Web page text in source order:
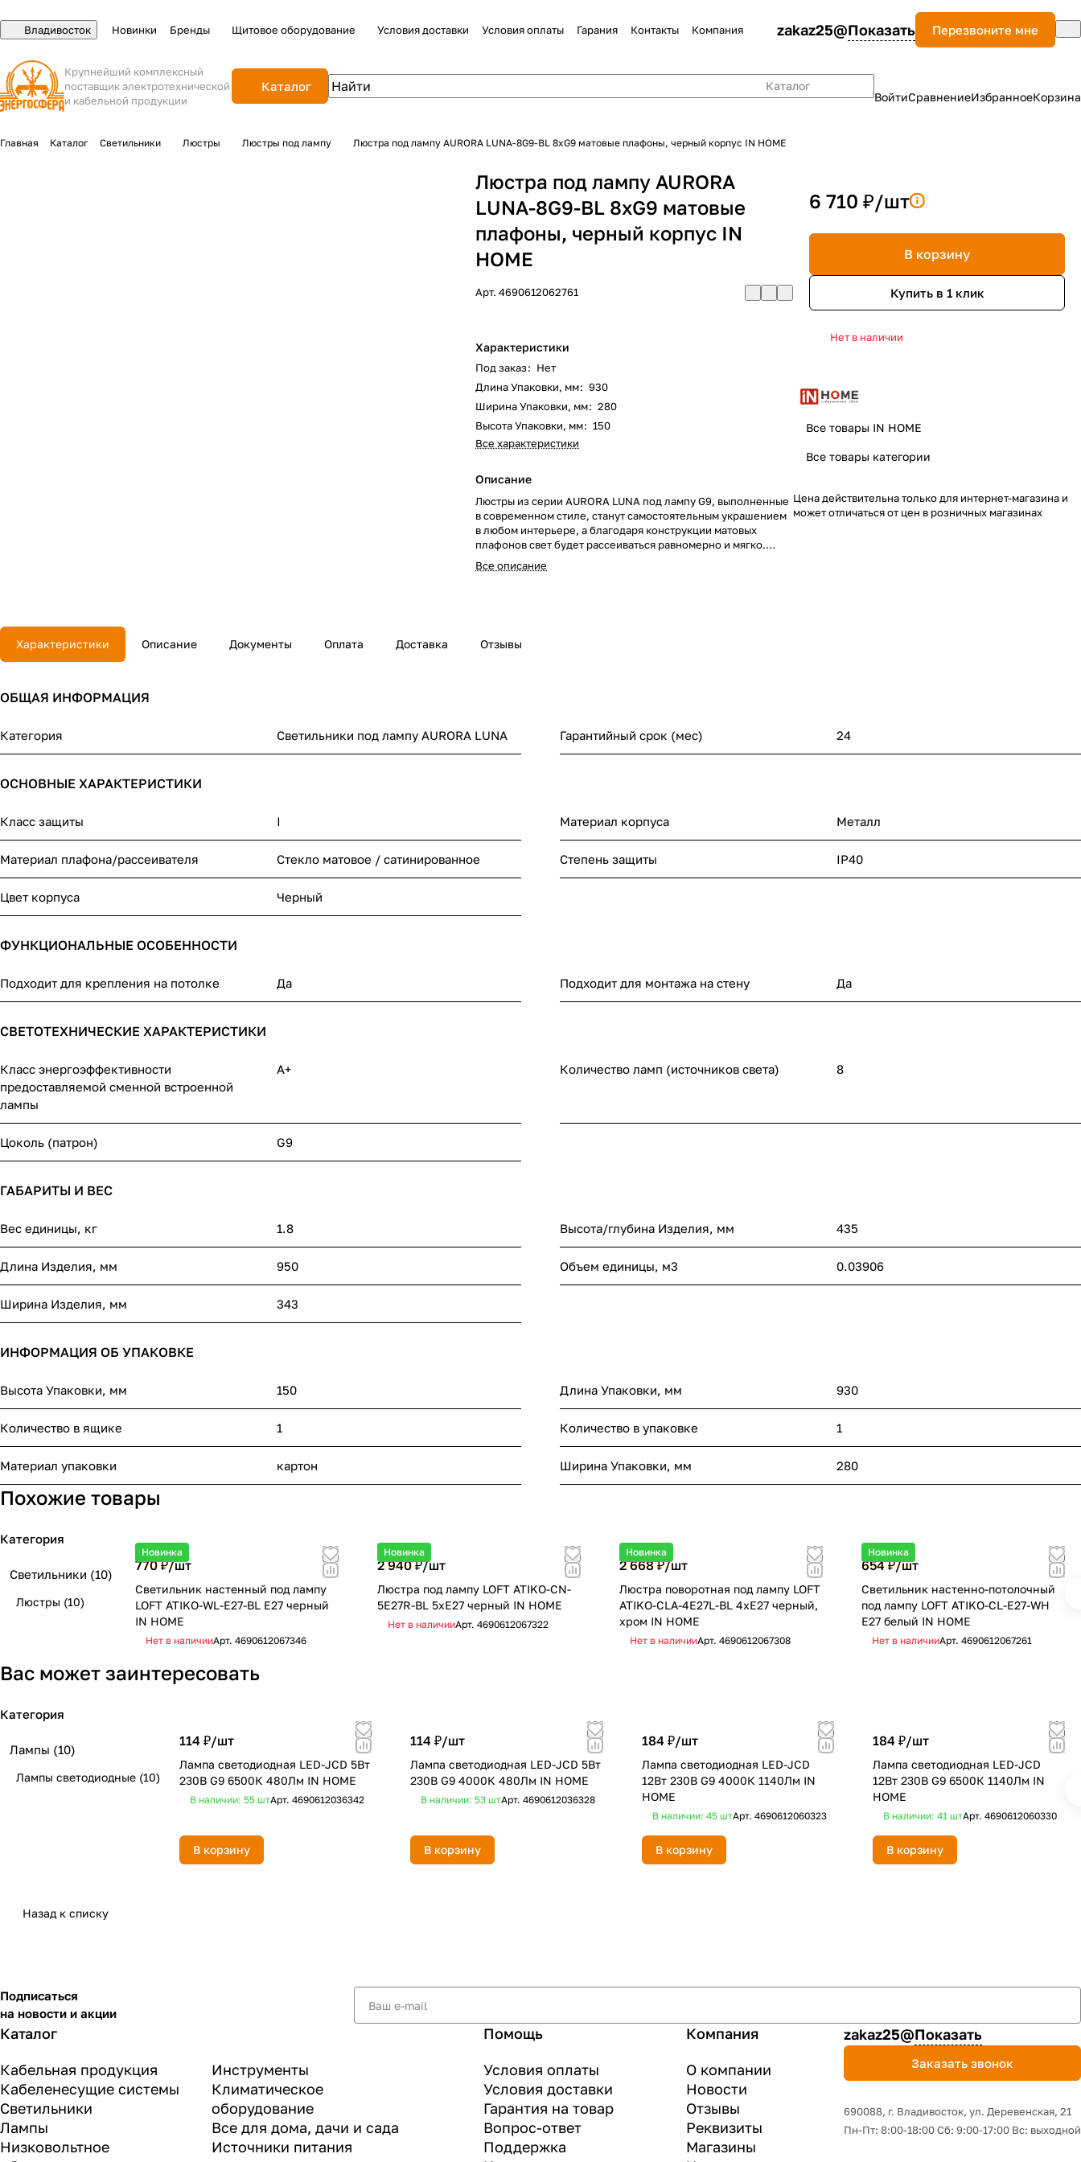
Владивосток Новинки Бренды Щитовое оборудование Условия доставки Условия оплаты Гарания Контакты Компания zakaz25@Показать Перезвоните мне
Крупнейший комплексный
поставщик электротехнической
и кабельной продукции
Каталог
Каталог
ВойтиСравнениеИзбранноеКорзина
Главная Каталог Светильники Люстры Люстры под лампу Люстра под лампу AURORA LUNA-8G9-BL 8xG9 матовые плафоны, черный корпус IN HOME
Люстра под лампу AURORA
LUNA-8G9-BL 8xG9 матовые
плафоны, черный корпус IN
HOME
Арт.4690612062761
Характеристики
Под заказ: Нет
Длина Упаковки, мм: 930
Ширина Упаковки, мм: 280
Высота Упаковки, мм: 150
Все характеристики
Описание
Люстры из серии AURORA LUNA под лампу G9, выполненные
в современном стиле, станут самостоятельным украшением
в любом интерьере, а благодаря конструкции матовых
плафонов свет будет рассеиваться равномерно и мягко.
Надёжный патрон обеспечивает плотный контакт с цоколем
Все описание
6 710 ₽/шт
В корзину
Купить в 1 клик
Нет в наличии
Все товары IN HOME
Все товары категории
Цена действительна только для интернет-магазина и
может отличаться от цен в розничных магазинах
Характеристики Описание Документы Оплата Доставка Отзывы
ОБЩАЯ ИНФОРМАЦИЯ
Категория Светильники под лампу AURORA LUNA Гарантийный срок (мес) 24
ОСНОВНЫЕ ХАРАКТЕРИСТИКИ
Класс защиты I Материал корпуса Металл
Материал плафона/рассеивателя Стекло матовое / сатинированное Степень защиты IP40
Цвет корпуса Черный
ФУНКЦИОНАЛЬНЫЕ ОСОБЕННОСТИ
Подходит для крепления на потолке Да Подходит для монтажа на стену Да
СВЕТОТЕХНИЧЕСКИЕ ХАРАКТЕРИСТИКИ
Класс энергоэффективности
предоставляемой сменной встроенной
лампы
A+ Количество ламп (источников света) 8
Цоколь (патрон) G9
ГАБАРИТЫ И ВЕС
Вес единицы, кг 1.8 Высота/глубина Изделия, мм 435
Длина Изделия, мм 950 Объем единицы, м3 0.03906
Ширина Изделия, мм 343
ИНФОРМАЦИЯ ОБ УПАКОВКЕ
Высота Упаковки, мм 150 Длина Упаковки, мм 930
Количество в ящике 1 Количество в упаковке 1
Материал упаковки картон Ширина Упаковки, мм 280
Похожие товары
Новинка
770 ₽/шт
Светильник настенный под лампу
LOFT ATIKO-WL-E27-BL Е27 черный
IN HOME
Нет в наличииАрт. 4690612067346
Новинка
2 940 ₽/шт
Люстра под лампу LOFT ATIKO-СN-
5E27R-BL 5хЕ27 черный IN HOME
Нет в наличииАрт. 4690612067322
Новинка
2 668 ₽/шт
Люстра поворотная под лампу LOFT
ATIKO-СLА-4E27L-BL 4хЕ27 черный,
хром IN HOME
Нет в наличииАрт. 4690612067308
Новинка
654 ₽/шт
Светильник настенно-потолочный
под лампу LOFT ATIKO-CL-E27-WH
Е27 белый IN HOME
Нет в наличииАрт. 4690612067261
Категория
Светильники (10)
Люстры (10)
Вас может заинтересовать
114 ₽/шт
Лампа светодиодная LED-JCD 5Вт
230В G9 6500К 480Лм IN HOME
В наличии: 55 штАрт. 4690612036342
В корзину
114 ₽/шт
Лампа светодиодная LED-JCD 5Вт
230В G9 4000К 480Лм IN HOME
В наличии: 53 штАрт.4690612036328
В корзину
184 ₽/шт
Лампа светодиодная LED-JCD
12Вт 230В G9 4000К 1140Лм IN
HOME
В наличии: 45 штАрт. 4690612060323
В корзину
184 ₽/шт
Лампа светодиодная LED-JCD
12Вт 230В G9 6500К 1140Лм IN
HOME
В наличии: 41 штАрт. 4690612060330
В корзину
Категория
Лампы (10)
Лампы светодиодные (10)
Назад к списку
Подписаться
на новости и акции
Каталог
Кабельная продукция
Кабеленесущие системы
Светильники
Лампы
Низковольтное
Инструменты
Климатическое
оборудование
Все для дома, дачи и сада
Источники питания
Помощь
Условия оплаты
Условия доставки
Гарантия на товар
Вопрос-ответ
Поддержка
Компания
О компании
Новости
Отзывы
Реквизиты
Магазины
zakaz25@Показать
Заказать звонок
690088, г. Владивосток, yл. Деревенская, 21
Пн-Пт: 8:00-18:00 Сб: 9:00-17:00 Вс: выходной